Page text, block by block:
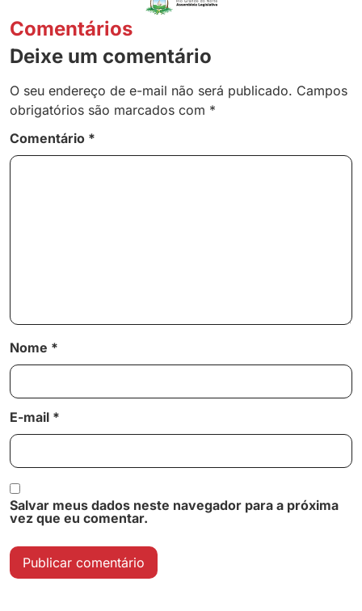
Comentários
Deixe um comentário
O seu endereço de e-mail não será publicado. Campos
obrigatórios são marcados com *
Comentário *
Nome *
E-mail *
Salvar meus dados neste navegador para a próxima
vez que eu comentar.